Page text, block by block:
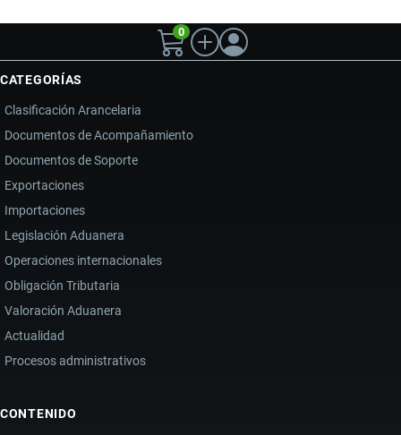
0
CATEGORÍAS
Clasificación Arancelaria
Documentos de Acompañamiento
Documentos de Soporte
Exportaciones
Importaciones
Legislación Aduanera
Operaciones internacionales
Obligación Tributaria
Valoración Aduanera
Actualidad
Procesos administrativos
CONTENIDO